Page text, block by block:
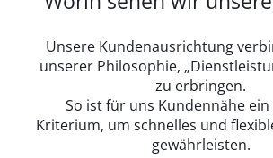
Unsere Kundenausrichtung
unserer Philosophie,
zu erbringen.
So ist für uns Kundennähe
Kriterium, um schnelles und
gewährleisten.